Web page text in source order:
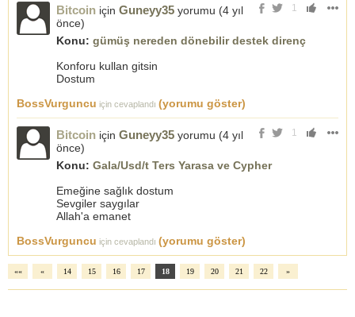
1
Bitcoin için Guneyy35 yorumu (4 yıl
önce)
Konu: gümüş nereden dönebilir destek direnç
Konforu kullan gitsin
Dostum
BossVurguncu için cevaplandı (yorumu göster)
1
Bitcoin için Guneyy35 yorumu (4 yıl
önce)
Konu: Gala/Usd/t Ters Yarasa ve Cypher
Emeğine sağlık dostum
Sevgiler saygılar
Allah'a emanet
BossVurguncu için cevaplandı (yorumu göster)
«« « 14 15 16 17 18 19 20 21 22 »